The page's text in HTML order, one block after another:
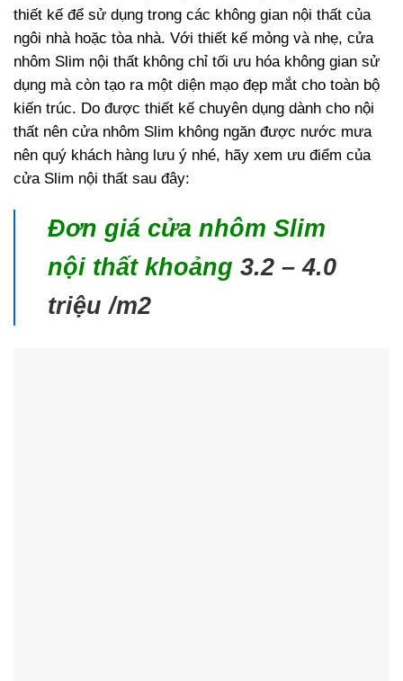
thiết kế để sử dụng trong các không gian nội thất của
ngôi nhà hoặc tòa nhà. Với thiết kế mỏng và nhẹ, cửa
nhôm Slim nội thất không chỉ tối ưu hóa không gian sử
dụng mà còn tạo ra một diện mạo đẹp mắt cho toàn bộ
kiến trúc. Do được thiết kế chuyên dụng dành cho nội
thất nên cửa nhôm Slim không ngăn được nước mưa
nên quý khách hàng lưu ý nhé, hãy xem ưu điểm của
cửa Slim nội thất sau đây:
Đơn giá cửa nhôm Slim
nội thất khoảng 3.2 – 4.0
triệu /m2